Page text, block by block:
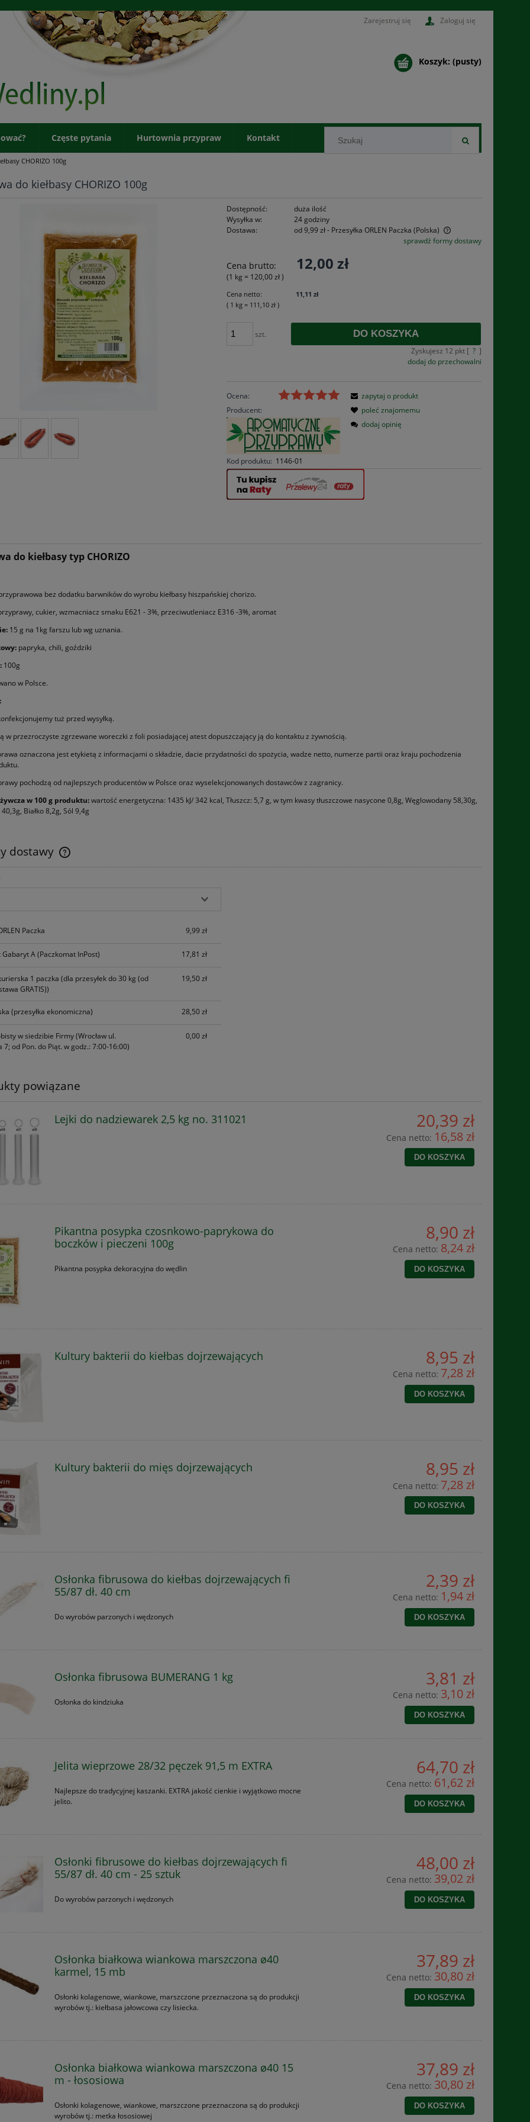
Zarejestruj się Zaloguj się
Koszyk: (pusty)
Częste pytania Hurtownia przypraw Kontakt
CHORIZO 100g
do kiełbasy CHORIZO 100g
Dostępność:
duża ilość
Wysyłka w:
24 godziny
Dostawa:
od 9,99 zł- Przesyłka ORLEN Paczka (Polska)
Cena nie zawiera ewentualnych kosztów
płatności
sprawdź formy dostawy
Cena brutto: 12,00 zł
(1 kg = 120,00 zł)
Cena netto:
11,11 zł
( 1 kg = 111,10 zł)
szt. DO KOSZYKA
Zyskujesz 12 pkt [ ? ]
dodaj do przechowalni
Ocena:
Producent:
Kod produktu: 1146-01
zapytaj o produkt
poleć znajomemu
dodaj opinię
do kiełbasy typ CHORIZO
bez dodatku barwników do wyrobu kiełbasy hiszpańskiej chorizo.
cukier, wzmacniacz smaku E621 - 3%, przeciwutleniacz E316 -3%, aromat
15 g na 1kg farszu lub wg uznania.
papryka, chili, goździki
100g
w Polsce.
tuż przed wysyłką.
w przezroczyste zgrzewane woreczki z foli posiadającej atest dopuszczający ją do kontaktu z żywnością.
oznaczona jest etykietą z informacjami o składzie, dacie przydatności do spożycia, wadze netto, numerze partii oraz kraju pochodzenia
pochodzą od najlepszych producentów w Polsce oraz wyselekcjonowanych dostawców z zagranicy.
w 100 g produktu:wartość energetyczna: 1435 kJ/ 342 kcal, Tłuszcz: 5,7 g, w tym kwasy tłuszczowe nasycone 0,8g, Węglowodany 58,30g,
Białko 8,2g, Sól 9,4g
dostawy
Paczka 9,99 zł
Gabaryt A(Paczkomat InPost) 17,81 zł
1 paczka (dla przesyłek do 30 kg (od
GRATIS))
19,50 zł
(przesyłka ekonomiczna) 28,50 zł
w siedzibie Firmy(Wrocław ul.
7; od Pon. do Piąt. w godz.: 7:00-16:00)
0,00 zł
powiązane
Lejki do nadziewarek 2,5 kg no. 311021 20,39 zł
Cena netto: 16,58 zł
DO KOSZYKA
Pikantna posypka czosnkowo-paprykowa do
boczków i pieczeni 100g
Pikantna posypka dekoracyjna do wędlin
8,90 zł
Cena netto: 8,24 zł
DO KOSZYKA
Kultury bakterii do kiełbas dojrzewających 8,95 zł
Cena netto: 7,28 zł
DO KOSZYKA
Kultury bakterii do mięs dojrzewających 8,95 zł
Cena netto: 7,28 zł
DO KOSZYKA
Osłonka fibrusowa do kiełbas dojrzewających fi
55/87 dł. 40 cm
Do wyrobów parzonych i wędzonych
2,39 zł
Cena netto: 1,94 zł
DO KOSZYKA
Osłonka fibrusowa BUMERANG 1 kg
Osłonka do kindziuka
3,81 zł
Cena netto: 3,10 zł
DO KOSZYKA
Jelita wieprzowe 28/32 pęczek 91,5 m EXTRA
Najlepsze do tradycyjnej kaszanki. EXTRA jakość cienkie i wyjątkowo mocne
jelito.
64,70 zł
Cena netto: 61,62 zł
DO KOSZYKA
Osłonki fibrusowe do kiełbas dojrzewających fi
55/87 dł. 40 cm - 25 sztuk
Do wyrobów parzonych i wędzonych
48,00 zł
Cena netto: 39,02 zł
DO KOSZYKA
Osłonka białkowa wiankowa marszczona ø40
karmel, 15 mb
Osłonki kolagenowe, wiankowe, marszczone przeznaczona są do produkcji
wyrobów tj.: kiełbasa jałowcowa czy lisiecka.
37,89 zł
Cena netto: 30,80 zł
DO KOSZYKA
Osłonka białkowa wiankowa marszczona ø40 15
m - łososiowa
Osłonki kolagenowe, wiankowe, marszczone przeznaczona są do produkcji
wyrobów tj.: metka łososiowej
37,89 zł
Cena netto: 30,80 zł
DO KOSZYKA